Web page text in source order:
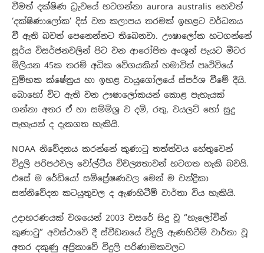
වීමත් දක්ෂිණ ධ්‍රැවයේ හටගන්නා aurora australis හෙවත්
‘දක්ෂිණාලෝක’ දිස් වන කලාපය තරමක් ඉහළට වර්ධනය
වී ඇති බවත් පෙනෙන්නට තිබෙනවා. ඌෂාලෝක හටගන්⁣නේ
සූර්ය විසර්ජනවලින් පිට වන ආරෝපිත අංශූන් පැයට මීටර
මිලියන 45ක තරම් අධික වේගයකින් හමාවිත් පෘථිවියේ
චුම්භක ක්ෂේත්‍රය හා ඉහළ වායුගෝලයේ ස්පර්ශ වීමේ දීයි.
බොහෝ විට ඇති වන ඌෂාලෝකයන් කොළ පැහැයක්
ගන්නා අතර ඒ හා සම්මිශ්‍ර ව දම්, රතු, වයලට් හෝ සුදු
පැහැයන් ද දැකගත හැකියි.
NOAA නිවේදනය කරන්නේ කුණාටු තත්ත්වය හේතුවෙන්
විදුලි පරිපථවල වෝල්ටීය විචල්‍යතාවන් හටගත හැකි බවයි.
එසේ ම රේඩියෝ සම්ප්‍රේෂණවල මෙන් ම චන්ද්‍රිකා
සන්⁣නිවේදන කටයුතුවල ද ඇණහිටීම් වාර්තා විය හැකියි.
උදාහරණයක් වශයෙන් 2003 වසරේ සිදු වූ “හැලෝවීන්
කුණාටු” අවස්ථාවේ දී ස්වීඩනයේ විදුලි ඇණහිටීම් වාර්තා වූ
අතර දකුණු අප්‍රිකාවේ විදුලි පරිණාමකවලට